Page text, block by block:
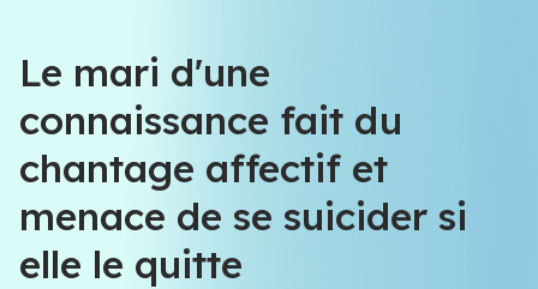
Le mari d'une
connaissance fait du
chantage affectif et
menace de se suicider si
elle le quitte